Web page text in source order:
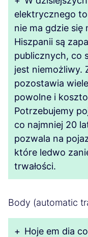
elektrycznego to
nie ma gdzie się
Hiszpanii są
publicznych, co
jest niemożliwy.
pozostawia
powolne i
Potrzebujemy
co najmniej 20
pozwala na
które ledwo
trwałości.
Body (automatic
+ Hoje em dia